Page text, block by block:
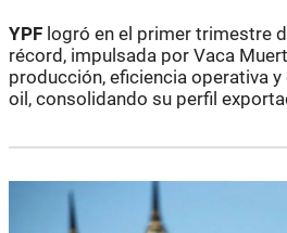
YPF logró en el primer trimestre
récord, impulsada por Vaca
producción, eficiencia operativa
oil, consolidando su perfil